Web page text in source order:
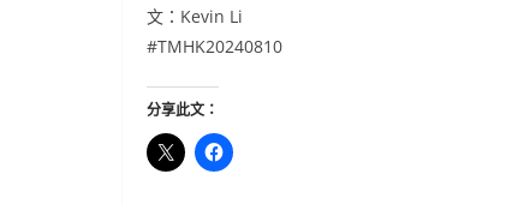
文：Kevin Li
#TMHK20240810
分享此文：